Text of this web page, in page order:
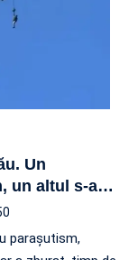
Un
un altul s-a…
parașutism,